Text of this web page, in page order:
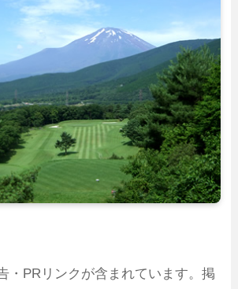
・PRリンクが含まれています。掲